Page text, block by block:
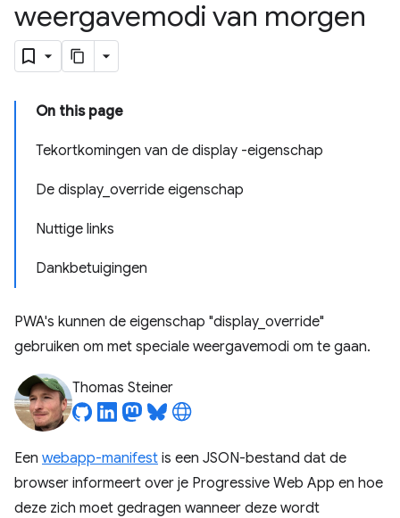
weergavemodi van morgen
On this page
Tekortkomingen van de display -eigenschap
De display_override eigenschap
Nuttige links
Dankbetuigingen
PWA's kunnen de eigenschap "display_override"
gebruiken om met speciale weergavemodi om te gaan.
Thomas Steiner
Een webapp-manifest is een JSON-bestand dat de
browser informeert over je Progressive Web App en hoe
deze zich moet gedragen wanneer deze wordt